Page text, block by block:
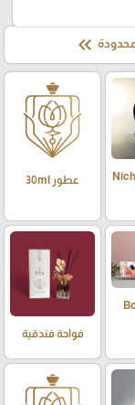
keyboard_double_arrow_left
عطور 30ml
فواحة فندقية